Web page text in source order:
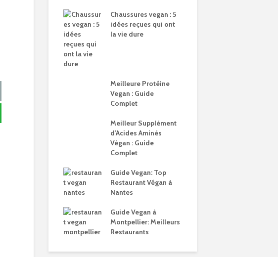
Chaussures vegan : 5
idées reçues qui ont
la vie dure
Meilleure Protéine
Vegan : Guide
Complet
Meilleur Supplément
d’Acides Aminés
Végan : Guide
Complet
Guide Vegan: Top
Restaurant Végan à
Nantes
Guide Vegan à
Montpellier: Meilleurs
Restaurants